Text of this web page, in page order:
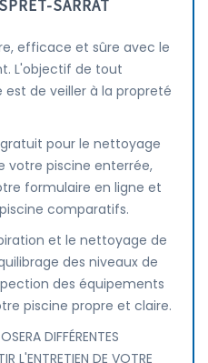
SARRAT
efficace et sûre avec le
L'objectif de tout
de veiller à la propreté
pour le nettoyage
votre piscine enterrée,
formulaire en ligne et
comparatifs.
et le nettoyage de
des niveaux de
des équipements
piscine propre et claire.
DIFFÉRENTES
L'ENTRETIEN DE VOTRE